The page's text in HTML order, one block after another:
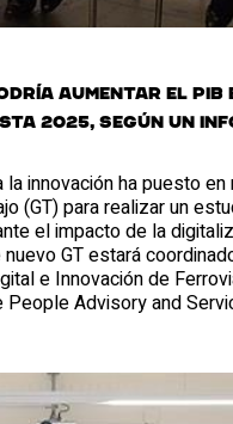
aumentar el PIB
2025, según un
innovación ha puesto en
(GT) para realizar un
el impacto de la
GT estará
e Innovación de
People Advisory and